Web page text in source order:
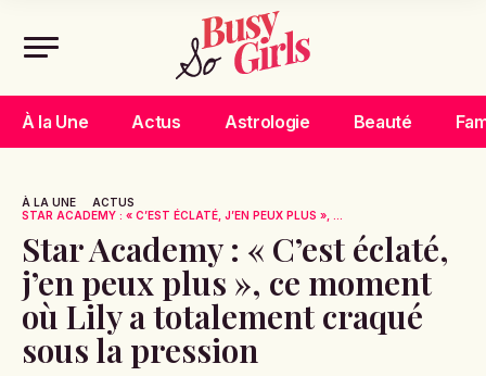
À la Une Actus Astrologie Beauté
À LA UNE
ACTUS
STAR ACADEMY : « C’EST ÉCLATÉ, J’EN PEUX PLUS », ...
Star Academy : « C’est éclaté,
j’en peux plus », ce moment
où Lily a totalement craqué
sous la pression